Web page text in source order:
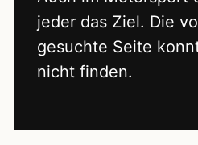
jeder das Ziel. Die
gesuchte Seite
nicht finden.